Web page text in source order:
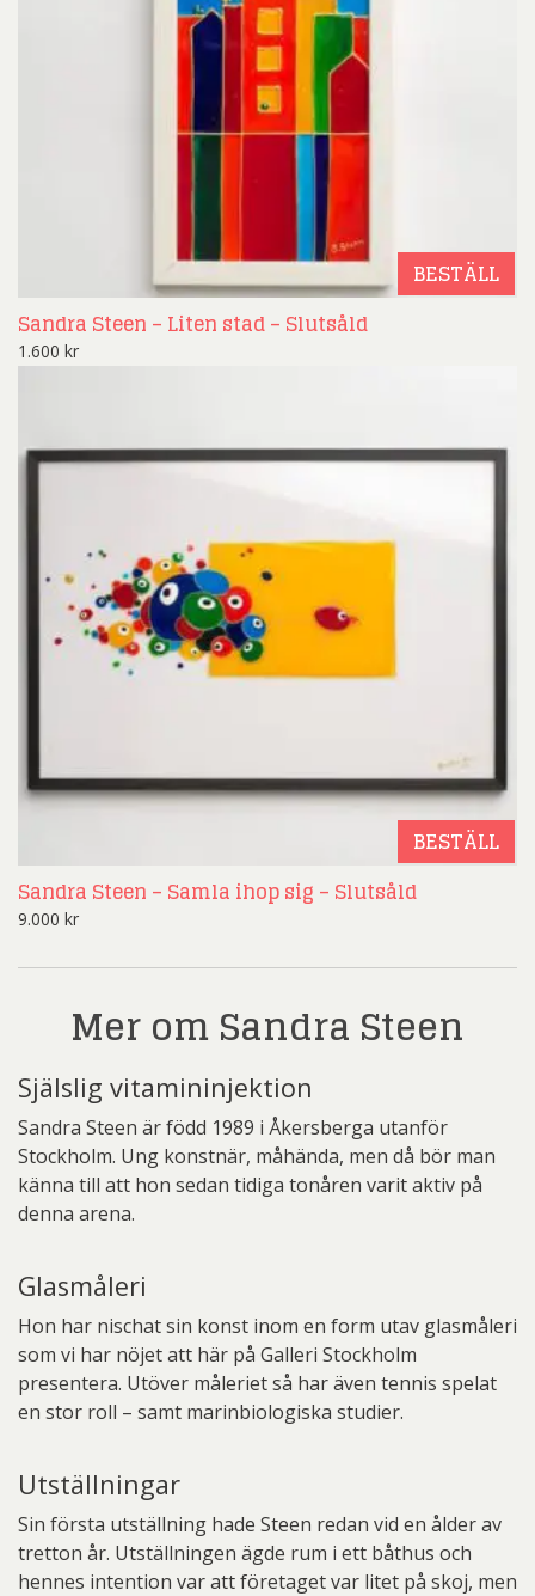
BESTÄLL
Sandra Steen – Liten stad – Slutsåld
1.600 kr
BESTÄLL
Sandra Steen – Samla ihop sig – Slutsåld
9.000 kr
Mer om Sandra Steen
Själslig vitamininjektion
Sandra Steen är född 1989 i Åkersberga utanför
Stockholm. Ung konstnär, måhända, men då bör man
känna till att hon sedan tidiga tonåren varit aktiv på
denna arena.
Glasmåleri
Hon har nischat sin konst inom en form utav glasmåleri
som vi har nöjet att här på Galleri Stockholm
presentera. Utöver måleriet så har även tennis spelat
en stor roll – samt marinbiologiska studier.
Utställningar
Sin första utställning hade Steen redan vid en ålder av
tretton år. Utställningen ägde rum i ett båthus och
hennes intention var att företaget var litet på skoj, men